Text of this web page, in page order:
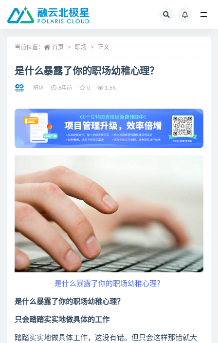
当前位置： 首页 职场 正文
是什么暴露了你的职场幼稚心理？
职场 8年前 0 1.5K
是什么暴露了你的职场幼稚心理？
是什么暴露了你的职场幼稚心理？
只会踏踏实实地做具体的工作
踏踏实实地做具体工作，这没有错。但只会这样那错就大